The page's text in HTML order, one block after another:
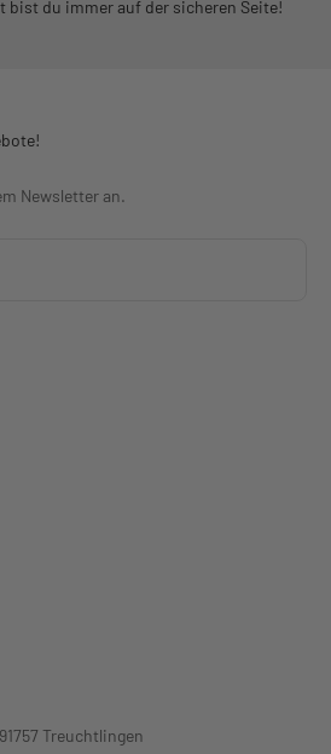
bist du immer auf der sicheren Seite!
Newsletter an.
Treuchtlingen